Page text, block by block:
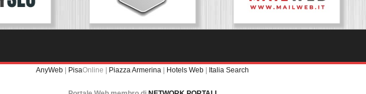
AnyWeb | PisaOnline | Piazza Armerina | Hotels Web | Italia Search